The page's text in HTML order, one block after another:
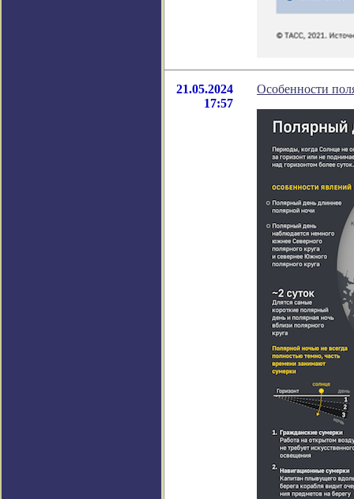
21.05.2024
17:57
Особенности